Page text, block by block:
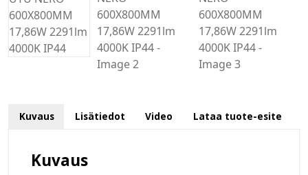
Kuvaus Lisätiedot Video Lataa tuote-esite
Kuvaus